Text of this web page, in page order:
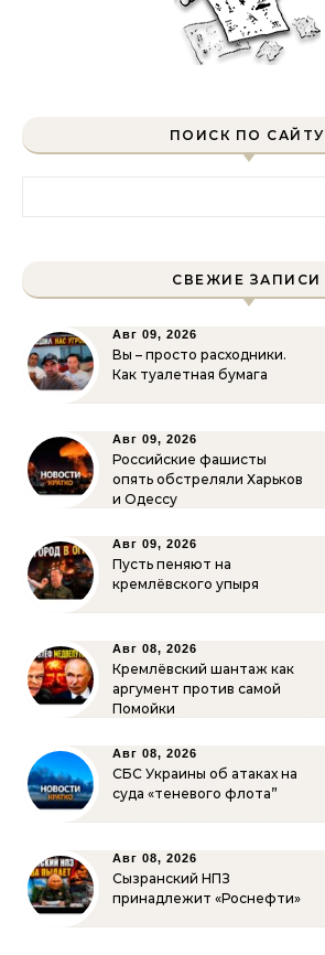
ПОИСК ПО САЙТУ
СВЕЖИЕ ЗАПИСИ
Авг 09, 2026
Вы – просто расходники.
Как туалетная бумага
Авг 09, 2026
Российские фашисты
опять обстреляли Харьков
и Одессу
Авг 09, 2026
Пусть пеняют на
кремлёвского упыря
Авг 08, 2026
Кремлёвский шантаж как
аргумент против самой
Помойки
Авг 08, 2026
СБС Украины об атаках на
суда «теневого флота”
Авг 08, 2026
Сызранский НПЗ
принадлежит «Роснефти»